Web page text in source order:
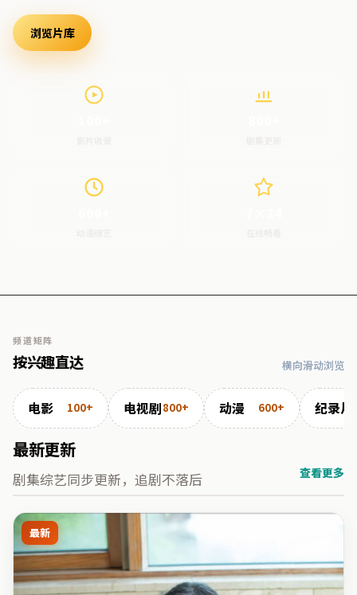
浏览片库
频道矩阵
按兴趣直达 横向滑动浏览
电影 100+ 电视剧800+ 动漫 600+ 纪录片
最新更新
剧集综艺同步更新，追剧不落后 查看更多
最新